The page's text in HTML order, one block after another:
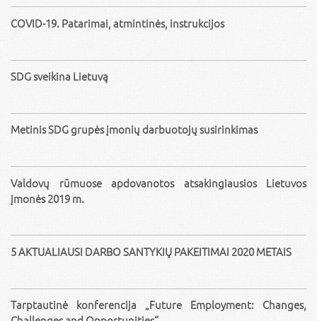
COVID-19. Patarimai, atmintinės, instrukcijos
SDG sveikina Lietuvą
Metinis SDG grupės įmonių darbuotojų susirinkimas
Valdovų rūmuose apdovanotos atsakingiausios Lietuvos
įmonės 2019 m.
5 AKTUALIAUSI DARBO SANTYKIŲ PAKEITIMAI 2020 METAIS
Tarptautinė konferencija „Future Employment: Changes,